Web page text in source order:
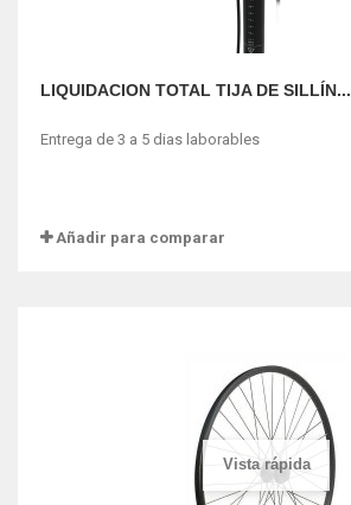
LIQUIDACION TOTAL TIJA DE SILLÍN...
Entrega de 3 a 5 dias laborables
Añadir para comparar
Vista rápida